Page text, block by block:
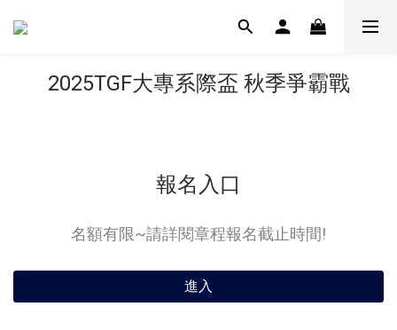
2025TGF大專系際盃 秋季爭霸戰
報名入口
名額有限~請詳閱章程報名截止時間!
進入